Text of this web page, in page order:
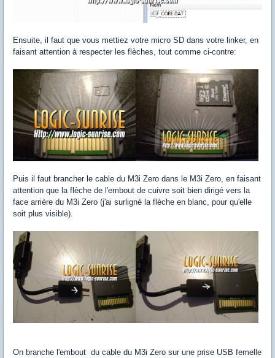
Ensuite, il faut que vous mettiez votre micro SD dans votre linker, en
faisant attention à respecter les flèches, tout comme ci-contre:
Puis il faut brancher le cable du M3i Zero dans le M3i Zero, en faisant
attention que la flèche de l'embout de cuivre soit bien dirigé vers la
face arrière du M3i Zero (j'ai surligné la flèche en blanc, pour qu'elle
soit plus visible).
On branche l'embout du cable du M3i Zero sur une prise USB femelle